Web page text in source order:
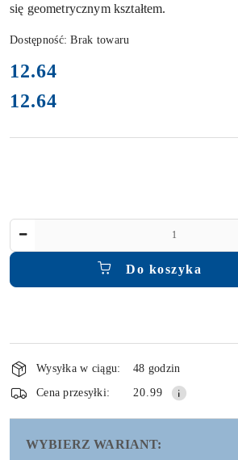
się geometrycznym kształtem.
Dostępność:Brak towaru
cena:
12.64
Cena:
12.64
Do koszyka
Wyślij
Dostępność
i
dostawa
Wysyłka w ciągu:
48 godzin
Cena przesyłki:
20.99
WYBIERZ WARIANT: